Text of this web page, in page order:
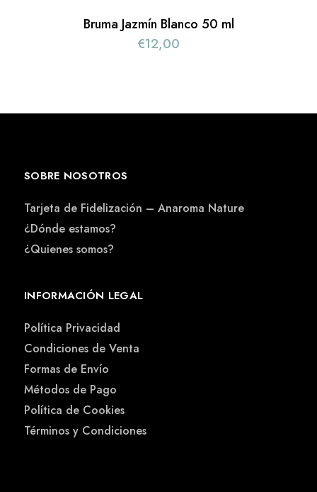
Bruma Jazmín Blanco 50 ml
€12,00
SOBRE NOSOTROS
Tarjeta de Fidelización – Anaroma Nature
¿Dónde estamos?
¿Quienes somos?
INFORMACIÓN LEGAL
Política Privacidad
Condiciones de Venta
Formas de Envío
Métodos de Pago
Política de Cookies
Términos y Condiciones